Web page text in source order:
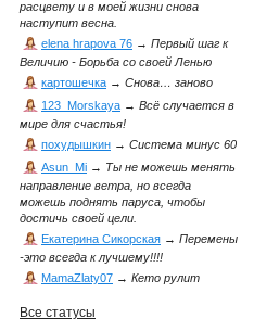
расцвету и в моей жизни снова
наступит весна.
elena hrapova 76 → Первый шаг к
Величию - Борьба со своей Ленью
картошечка → Снова… заново
123_Morskaya → Всё случается в
мире для счастья!
похудышкин → Система минус 60
Asun_Mi → Ты не можешь менять
направление ветра, но всегда
можешь поднять паруса, чтобы
достичь своей цели.
Екатерина Сикорская → Перемены
-это всегда к лучшему!!!!
MamaZlaty07 → Кето рулит
Все статусы